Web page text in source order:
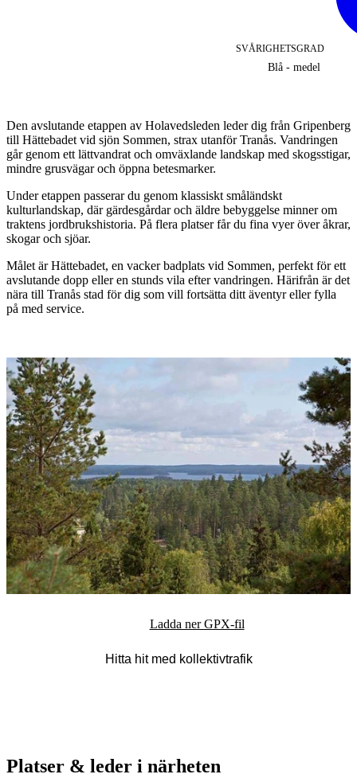
SVÅRIGHETSGRAD
Blå - medel
Den avslutande etappen av Holavedsleden leder dig från Gripenberg
till Hättebadet vid sjön Sommen, strax utanför Tranås. Vandringen
går genom ett lättvandrat och omväxlande landskap med skogsstigar,
mindre grusvägar och öppna betesmarker.
Under etappen passerar du genom klassiskt småländskt
kulturlandskap, där gärdesgårdar och äldre bebyggelse minner om
traktens jordbrukshistoria. På flera platser får du fina vyer över åkrar,
skogar och sjöar.
Målet är Hättebadet, en vacker badplats vid Sommen, perfekt för ett
avslutande dopp eller en stunds vila efter vandringen. Härifrån är det
nära till Tranås stad för dig som vill fortsätta ditt äventyr eller fylla
på med service.
Bildspel
med
bilder
Ladda ner GPX-fil
Hitta hit med kollektivtrafik
Platser & leder i närheten